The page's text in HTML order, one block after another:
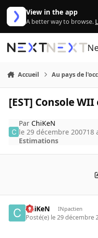
Aller au contenu
View in the app
A better way to browse.
Accueil Au pays de
[EST] Console WII
ParChiKeN
le 29 décembre 200718
Estimations
ChiKeN INpactien
Posté(e) le 29 décembre